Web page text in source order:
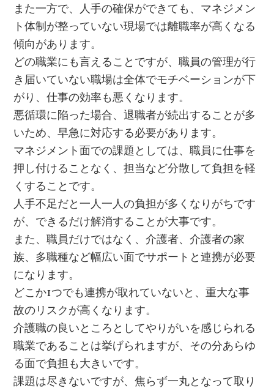
また一方で、人手の確保ができても、マネジメン
ト体制が整っていない現場では離職率が高くなる
傾向があります。
どの職業にも言えることですが、職員の管理が行
き届いていない職場は全体でモチベーションが下
がり、仕事の効率も悪くなります。
悪循環に陥った場合、退職者が続出することが多
いため、早急に対応する必要があります。
マネジメント面での課題としては、職員に仕事を
押し付けることなく、担当など分散して負担を軽
くすることです。
人手不足だと一人一人の負担が多くなりがちです
が、できるだけ解消することが大事です。
また、職員だけではなく、介護者、介護者の家
族、多職種など幅広い面でサポートと連携が必要
になります。
どこか1つでも連携が取れていないと、重大な事
故のリスクが高くなります。
介護職の良いところとしてやりがいを感じられる
職業であることは挙げられますが、その分あらゆ
る面で負担も大きいです。
課題は尽きないですが、焦らず一丸となって取り